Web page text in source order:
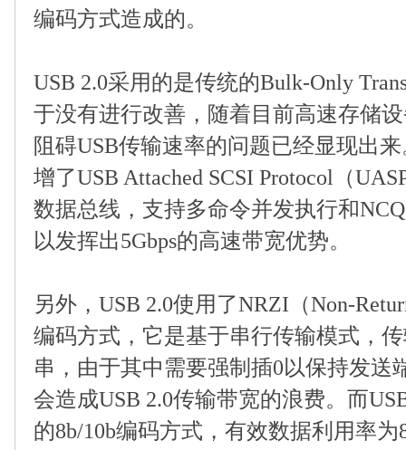
编码方式造成的。
USB 2.0采用的是传统的Bulk-Only
于没有进行改善，随着目前高速存储
阻碍USB传输速率的问题已经显现出
增了USB Attached SCSI Protocol （
数据总线，支持多命令并发执行和NCQ
以发挥出5Gbps的高速带宽优势。
另外， USB 2.0使用了NRZI （Non-
编码方式，它是基于串行传输模式，
串，由于其中需要强制插0以保持发送
会造成USB 2.0传输带宽的浪费。而
的8b/10b编码方式，有效数据利用率为